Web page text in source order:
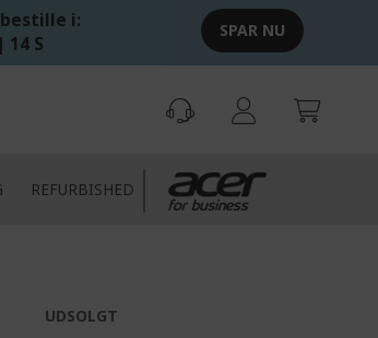
i:
12 S
SPAR NU
REFURBISHED
UDSOLGT